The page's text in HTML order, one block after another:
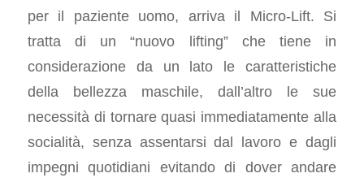
per il paziente uomo, arriva il Micro-Lift. Si
tratta di un “nuovo lifting” che tiene in
considerazione da un lato le caratteristiche
della bellezza maschile, dall’altro le sue
necessità di tornare quasi immediatamente alla
socialità, senza assentarsi dal lavoro e dagli
impegni quotidiani evitando di dover andare